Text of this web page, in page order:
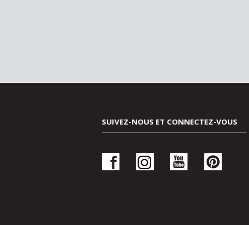
SUIVEZ-NOUS ET CONNECTEZ-VOUS